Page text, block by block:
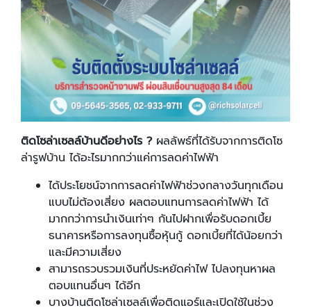
ติดโซล่าเซลล์บ้านดีอย่างไร ?ผลลัพธ์ที่ได้รับจากการติดโซ
ล่ารูฟบ้าน ได้อะไรมากกว่าแค่การลดค่าไฟฟ้า
ได้ประโยชน์จากการลดค่าไฟฟ้าช่วงกลางวันทุกเดือน
แบบไม่ต้องเสี่ยง ผลตอบแทนการลดค่าไฟฟ้า ได้
มากกว่าการนำเงินเท่าๆ กันไปฝากเพื่อรับดอกเบี้ย
ธนาคารหรือการลงทุนซื้อหุ้นกู้ ดอกเบี้ยที่ได้น้อยกว่า
และมีความเสี่ยง
สามารถรวบรวมเงินที่ประหยัดค่าไฟ ไปลงทุนหาผล
ตอบแทนอื่นๆ ได้อีก
บางบ้านติดโซล่าเซลล์เพื่อติดแอร์และเปิดใช้ในช่วง